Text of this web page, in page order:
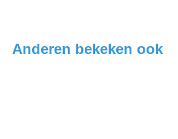
Anderen bekeken ook